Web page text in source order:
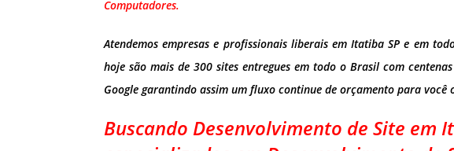
Computadores.
Atendemos empresas e profissionais liberais em Itatiba SP e em
hoje são mais de 300 sites entregues em todo o Brasil com
Google garantindo assim um fluxo continue de orçamento para você
Buscando Desenvolvimento de Site em